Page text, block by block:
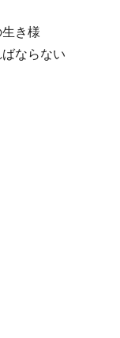
き様
ならない